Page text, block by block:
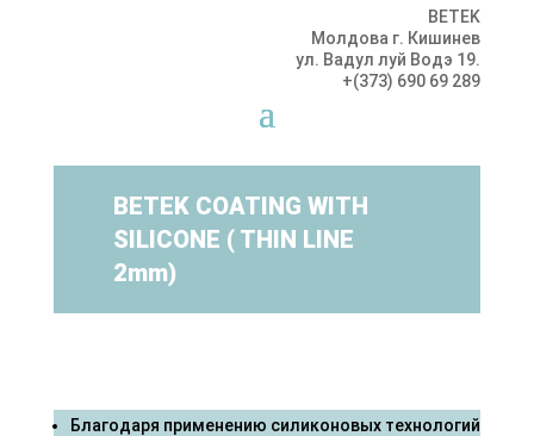
BETEK
Молдова г. Кишинев
ул. Вадул луй Водэ 19.
+(373) 690 69 289
BETEK COATING WITH
SILICONE ( THIN LINE
2mm)
Благодаря применению силиконовых технологий